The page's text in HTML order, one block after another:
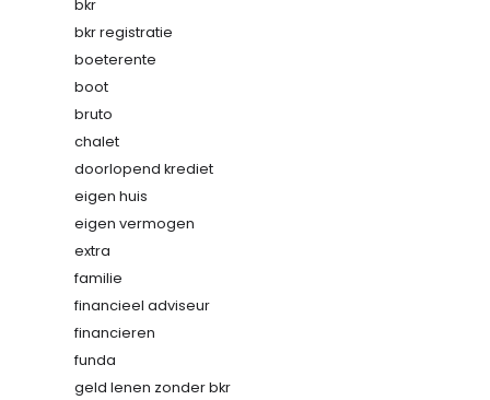
bkr
bkr registratie
boeterente
boot
bruto
chalet
doorlopend krediet
eigen huis
eigen vermogen
extra
familie
financieel adviseur
financieren
funda
geld lenen zonder bkr